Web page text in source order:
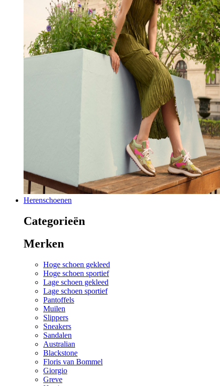
Herenschoenen
Categorieën
Merken
Hoge schoen gekleed
Hoge schoen sportief
Lage schoen gekleed
Lage schoen sportief
Pantoffels
Muilen
Slippers
Sneakers
Sandalen
Australian
Blackstone
Floris van Bommel
Giorgio
Greve